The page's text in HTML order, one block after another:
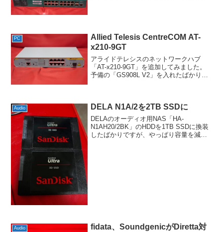
PC
Allied Telesis CentreCOM AT-
x210-9GT
アライドテレシスのネットワークハブ
「AT-x210-9GT」を追加してみました。
予備の「GS908L V2」を入れたばかりで
差...
Audio DELA N1A/2を2TB SSDに
DELAのオーディオ用NAS「HA-
N1AH20/2BK」のHDDを1TB SSDに換装
したばかりですが、やっぱり容量を減ら
Audio
fidata、SoundgenicがDiretta対